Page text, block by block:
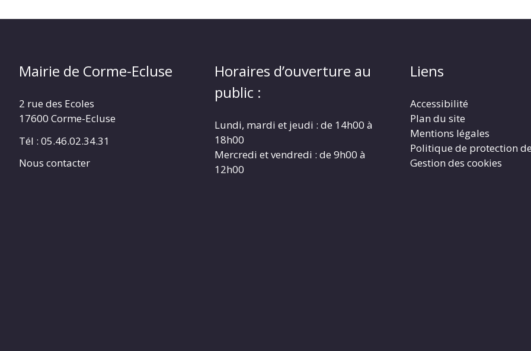
Mairie de Corme-Ecluse
2 rue des Ecoles
17600 Corme-Ecluse
Tél : 05.46.02.34.31
Nous contacter
Horaires d’ouverture au
public :
Lundi, mardi et jeudi : de 14h00 à
18h00
Mercredi et vendredi : de 9h00 à
12h00
Liens
Accessibilité
Plan du site
Mentions légales
Politique de protection
Gestion des cookies